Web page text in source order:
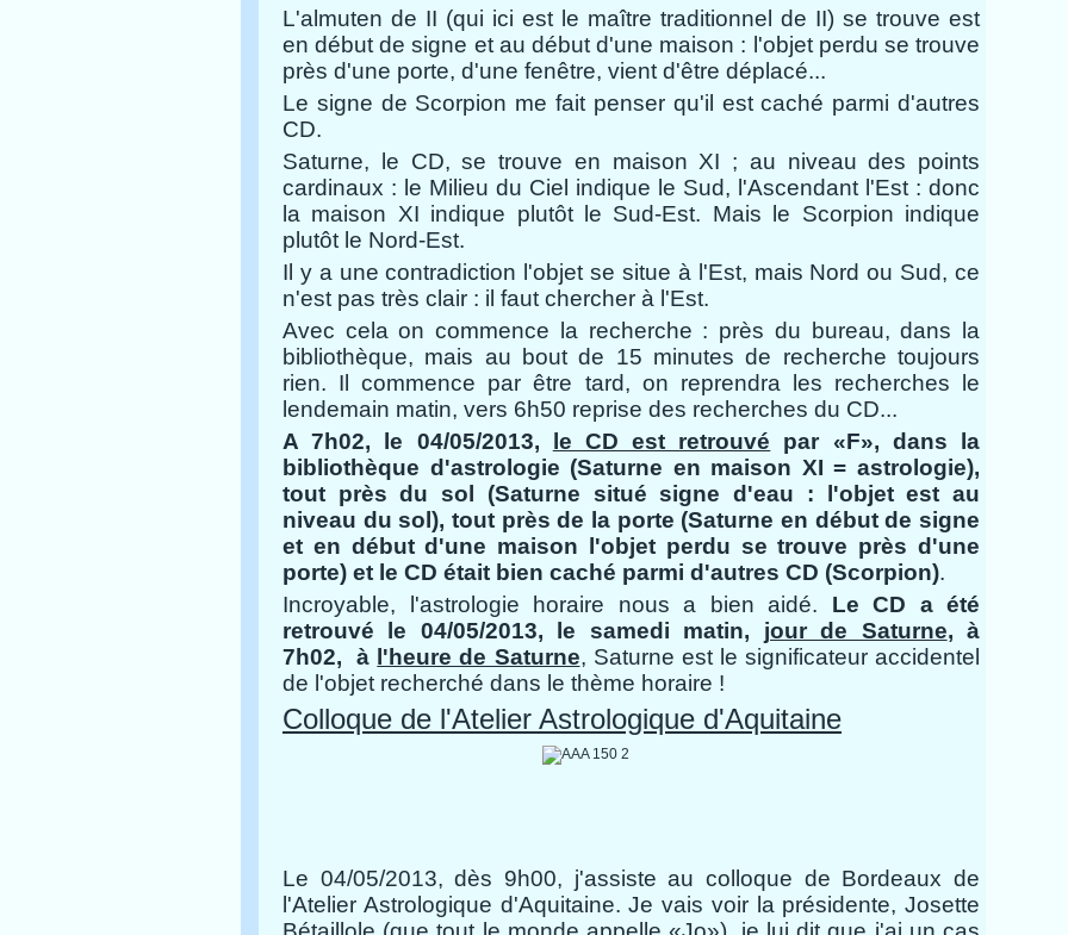
L'almuten de II (qui ici est le maître traditionnel de II) se trouve est
en début de signe et au début d'une maison : l'objet perdu se trouve
près d'une porte, d'une fenêtre, vient d'être déplacé...
Le signe de Scorpion me fait penser qu'il est caché parmi d'autres
CD.
Saturne, le CD, se trouve en maison XI ; au niveau des points
cardinaux : le Milieu du Ciel indique le Sud, l'Ascendant l'Est : donc
la maison XI indique plutôt le Sud-Est. Mais le Scorpion indique
plutôt le Nord-Est.
Il y a une contradiction l'objet se situe à l'Est, mais Nord ou Sud, ce
n'est pas très clair : il faut chercher à l'Est.
Avec cela on commence la recherche : près du bureau, dans la
bibliothèque, mais au bout de 15 minutes de recherche toujours
rien. Il commence par être tard, on reprendra les recherches le
lendemain matin, vers 6h50 reprise des recherches du CD...
A 7h02, le 04/05/2013,
le CD est retrouvé par «F», dans la
bibliothèque d'astrologie (Saturne en maison XI = astrologie),
tout près du sol (Saturne situé signe d'eau : l'objet est au
niveau du sol), tout près de la porte (Saturne en début de signe
et en début d'une maison l'objet perdu se trouve près d'une
porte) et le CD était bien caché parmi d'autres CD (Scorpion).
Incroyable, l'astrologie horaire nous a bien aidé. Le CD a été
retrouvé le 04/05/2013, le samedi matin, jour de Saturne,à
7h02,
à l'heure de Saturne, Saturne est le significateur accidentel
de l'objet recherché dans le thème horaire !
Colloque de l'Atelier Astrologique d'Aquitaine
Le 04/05/2013, dès 9h00, j'assiste au colloque de Bordeaux de
l'Atelier Astrologique d'Aquitaine. Je vais voir la présidente, Josette